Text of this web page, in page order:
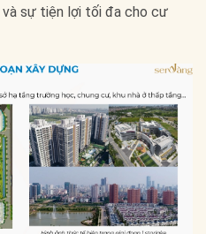
và sự tiện lợi tối đa cho cư